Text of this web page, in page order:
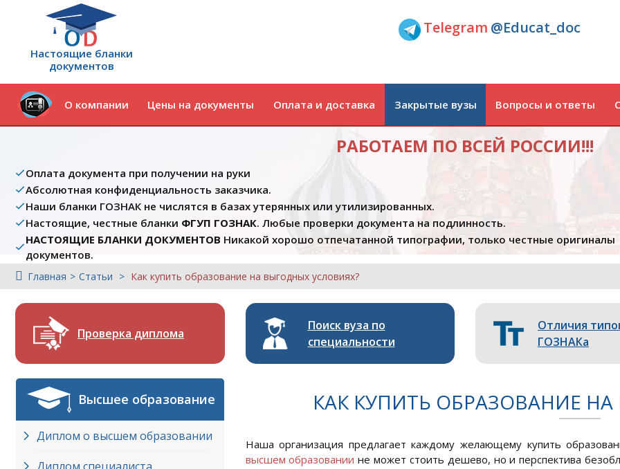
Настоящие бланки
документов
Telegram @Educat_doc
О компании Цены на документы Оплата и доставка Закрытые вузы Вопросы и ответы
РАБОТАЕМ ПО ВСЕЙ РОССИИ!!!
Оплата документа при получении на руки
Абсолютная конфиденциальность заказчика.
Наши бланки ГОЗНАК не числятся в базах утерянных или утилизированных.
Настоящие, честные бланки ФГУП ГОЗНАК. Любые проверки документа на подлинность.
НАСТОЯЩИЕ БЛАНКИ ДОКУМЕНТОВ Никакой хорошо отпечатанной типографии, только честные оригиналы
документов.
Главная Статьи Как купить образование на выгодных условиях?
Проверка диплома
Поиск вуза по
специальности
Отличия
ГОЗНАКа
Высшее образование
Диплом о высшем образовании
КАК КУПИТЬ ОБРАЗОВАНИЕ
Наша организация предлагает каждому желающему купить
высшем образовании не может стоить дешево, но и перспектива